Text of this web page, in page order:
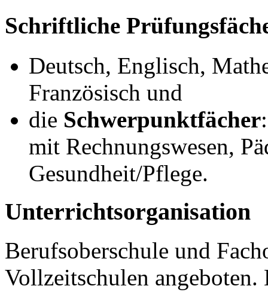
Schriftliche
Deutsch, Englisch,
Französisch und
die Schwerpunktfächer
mit Rechnungswesen,
Gesundheit/Pflege.
Unterrichtsorganisation
Berufsoberschule und
Vollzeitschulen